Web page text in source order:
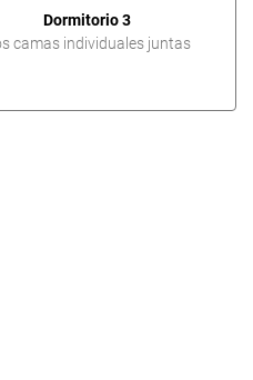
Dormitorio 3
camas individuales juntas